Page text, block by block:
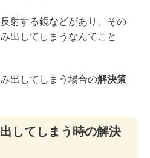
射する鏡などがあり、その
出してしまうなんてこと
出してしまう場合の解決策
してしまう時の解決